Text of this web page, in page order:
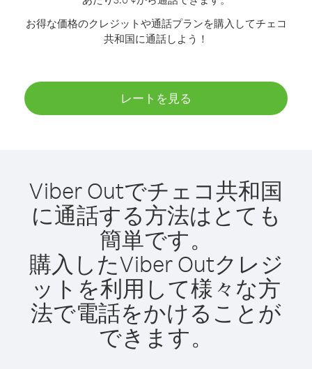
お得な価格のクレジットや通話プランを購入してチェコ
共和国に通話しよう！
レートを見る
Viber Outでチェコ共和国
に通話する方法はとても
簡単です。
購入したViber Outクレジ
ットを利用して様々な方
法で電話をかけることが
できます。